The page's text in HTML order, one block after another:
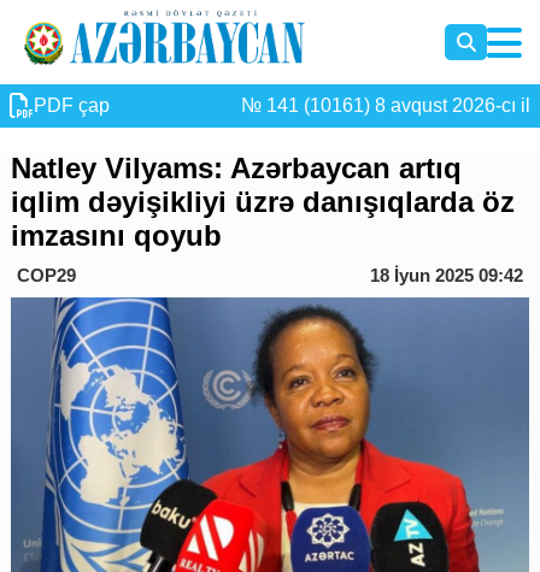
PDF çap № 141 (10161) 8 avqust 2026-cı il
Natley Vilyams: Azərbaycan artıq
iqlim dəyişikliyi üzrə danışıqlarda öz
imzasını qoyub
COP29 18 İyun 2025 09:42